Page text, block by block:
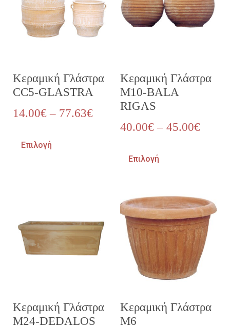
Κεραμική Γλάστρα
CC5-GLASTRA
14.00€ – 77.63€
Επιλογή
Κεραμική Γλάστρα
M10-BALA
RIGAS
40.00€ – 45.00€
Επιλογή
Κεραμική Γλάστρα
M24-DEDALOS
Κεραμική Γλάστρα
M6